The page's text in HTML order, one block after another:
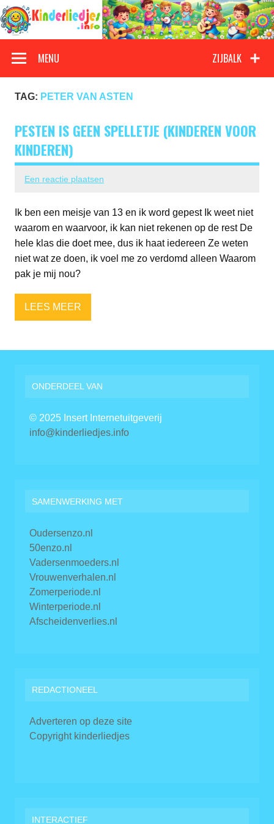
Doorgaan
naar
inhoud
Kinderliedjes
ZIJBALK
MENU
TAG: PETER VAN ASTEN
PESTEN IS GEEN SPELLETJE (KINDEREN VOOR
KINDEREN)
Een reactie plaatsen
Ik ben een meisje van 13 en ik word gepest Ik weet niet
waarom en waarvoor, ik kan niet rekenen op de rest De
hele klas die doet mee, dus ik haat iedereen Ze weten
niet wat ze doen, ik voel me zo verdomd alleen Waarom
pak je mij nou?
LEES MEER
ONDERDEEL VAN
© 2025 Insert Internetuitgeverij
info@kinderliedjes.info
SAMENWERKING MET
Oudersenzo.nl
50enzo.nl
Vadersenmoeders.nl
Vrouwenverhalen.nl
Zomerperiode.nl
Winterperiode.nl
Afscheidenverlies.nl
REDACTIONEEL
Adverteren op deze site
Copyright kinderliedjes
INTERACTIEF